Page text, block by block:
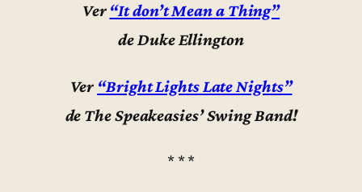
Ver “It don’t Mean a Thing”
de Duke Ellington
Ver “Bright Lights Late Nights”
de The Speakeasies’ Swing Band!
* * *